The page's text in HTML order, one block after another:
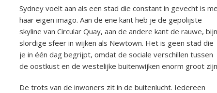
Sydney voelt aan als een stad die constant in gevecht is
haar eigen imago. Aan de ene kant heb je de gepolijste
skyline van Circular Quay, aan de andere kant de rauwe,
slordige sfeer in wijken als Newtown. Het is geen stad die
je in één dag begrijpt, omdat de sociale verschillen tussen
de oostkust en de westelijke buitenwijken enorm groot
De trots van de inwoners zit in de buitenlucht. Iedereen